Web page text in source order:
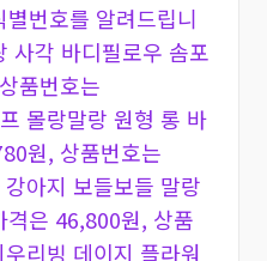
번호를 알려드립니
사각 바디필로우 솜포
품번호는
몰랑말랑 원형 롱 바
원, 상품번호는
아지 보들보들 말랑
격은 46,800원, 상품
리빙 데이지 플라워